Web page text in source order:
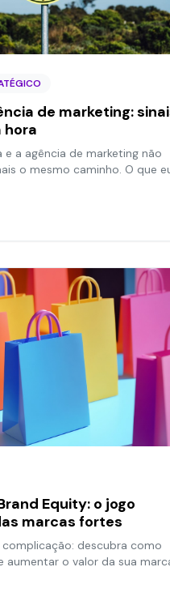
de marketing:
hora
e a agência de marketing não
o mesmo caminho. O que
Equity: o jogo
marcas fortes
descubra como
aumentar o valor da sua